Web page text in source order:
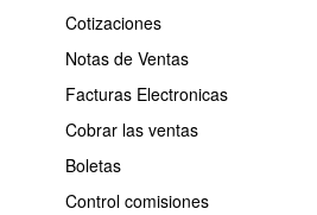
Cotizaciones
Notas de Ventas
Facturas Electronicas
Cobrar las ventas
Boletas
Control comisiones
Principales
Módulo de Producción de Obuma
órdenes de fabricación, controlar
registrar productos fabricados,
vincular centros de costo y costear
Es ideal para empresas que fabrican
ensamblaje, re-procesos o trabajan